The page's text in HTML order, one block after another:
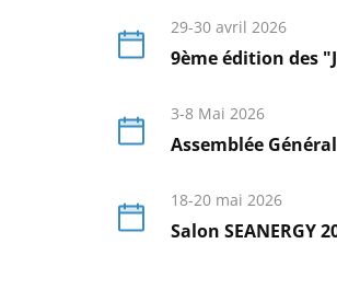
29-30 avril 2026
9ème édition des
savoir
plus
3-8 Mai 2026
Assemblée
savoir
plus
18-20 mai 2026
Salon SEANERGY